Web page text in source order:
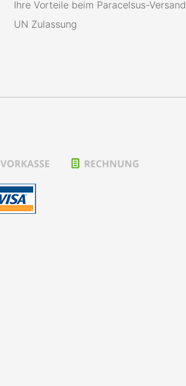
Ihre Vorteile beim Paracelsus-Versand
UN Zulassung